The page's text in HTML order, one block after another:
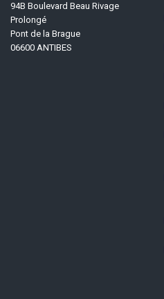
94B Boulevard Beau Rivage
Prolongé
Pont de la Brague
06600 ANTIBES